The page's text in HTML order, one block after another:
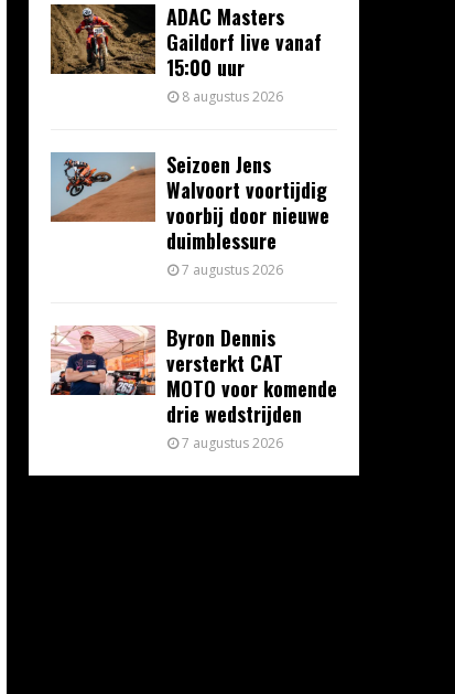
ADAC Masters
Gaildorf live vanaf
15:00 uur
8 augustus 2026
Seizoen Jens
Walvoort voortijdig
voorbij door nieuwe
duimblessure
7 augustus 2026
Byron Dennis
versterkt CAT
MOTO voor komende
drie wedstrijden
7 augustus 2026